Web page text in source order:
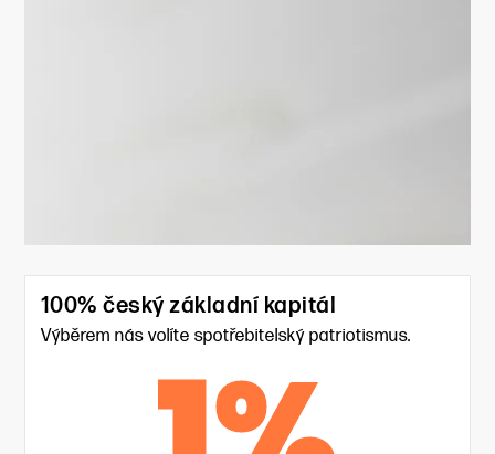
100% český základní kapitál
Výběrem nás volíte spotřebitelský patriotismus.